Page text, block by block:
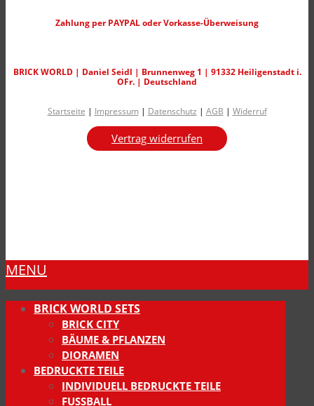
Zahlung per PAYPAL oder Vorkasse-Überweisung
BRICK WORLD | Daniel Seidl | Brunnenweg 1 | 91332 Heiligenstadt i.
OFr. | Deutschland
Startseite | Impressum | Datenschutz | AGB | Widerruf
Vertrag widerrufen
MENU
BRICK WORLD SETS
BRICK CITY
BÄUME & PFLANZEN
DIORAMEN
BEDRUCKTE TEILE
INDIVIDUELL BEDRUCKTE TEILE
FUSSBALL